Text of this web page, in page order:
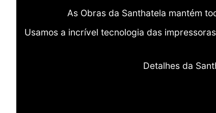
As Obras da Santhatela mantém
Usamos a incrível tecnologia das
Detalhes da